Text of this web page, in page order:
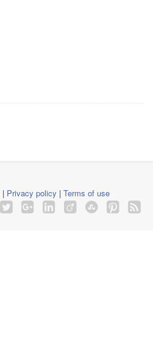
| Privacy policy | Terms of use